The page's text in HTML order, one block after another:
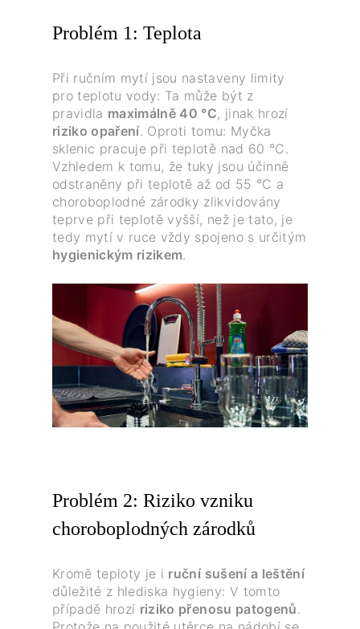
Problém 1: Teplota
Při ručním mytí jsou nastaveny limity
pro teplotu vody: Ta může být z
pravidla maximálně 40 °C, jinak hrozí
riziko opaření. Oproti tomu: Myčka
sklenic pracuje při teplotě nad 60 °C.
Vzhledem k tomu, že tuky jsou účinně
odstraněny při teplotě až od 55 °C a
choroboplodné zárodky zlikvidovány
teprve při teplotě vyšší, než je tato, je
tedy mytí v ruce vždy spojeno s určitým
hygienickým rizikem.
Problém 2: Riziko vzniku
choroboplodných zárodků
Kromě teploty je i ruční sušení a leštění
důležité z hlediska hygieny: V tomto
případě hrozí riziko přenosu patogenů.